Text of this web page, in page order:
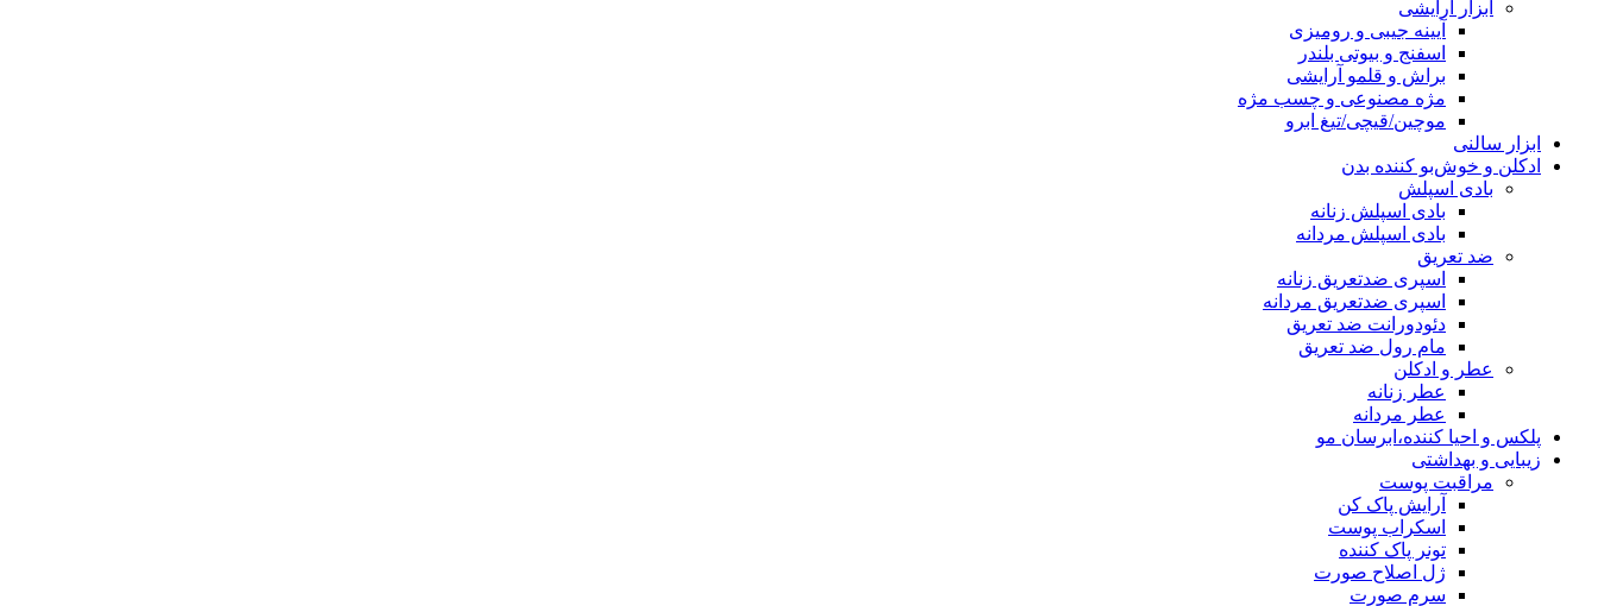
ابزار آرایشی
آیینه جیبی و رومیزی
اسفنج و بیوتی بلندر
براش و قلمو آرایشی
مژه مصنوعی و چسب مژه
موچین/قیچی/تیغ ابرو
ابزار سالنی
ادکلن و خوش‌بو کننده بدن
بادی اسپلش
بادی اسپلش زنانه
بادی اسپلش مردانه
ضد تعریق
اسپری ضدتعریق زنانه
اسپری ضدتعریق مردانه
دئودورانت ضد تعریق
مام رول ضد تعریق
عطر و ادکلن
عطر زنانه
عطر مردانه
پلکس و احیا کننده،ابرسان مو
زیبایی و بهداشتی
مراقبت پوست
آرایش پاک کن
اسکراب پوست
تونر پاک کننده
ژل اصلاح صورت
سرم صورت